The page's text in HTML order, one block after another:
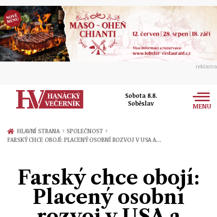
reklama
Sobota 8.8.
Soběslav
MENU
Zprávy
Prostějov
Přerov
Politika
Ekonomika
Kultura
Hudba
Společnost
HLAVNÍ STRANA › SPOLEČNOST ›
FARSKÝ CHCE OBOJÍ: PLACENÝ OSOBNÍ ROZVOJ V USA A…
Farský chce obojí:
Placený osobní